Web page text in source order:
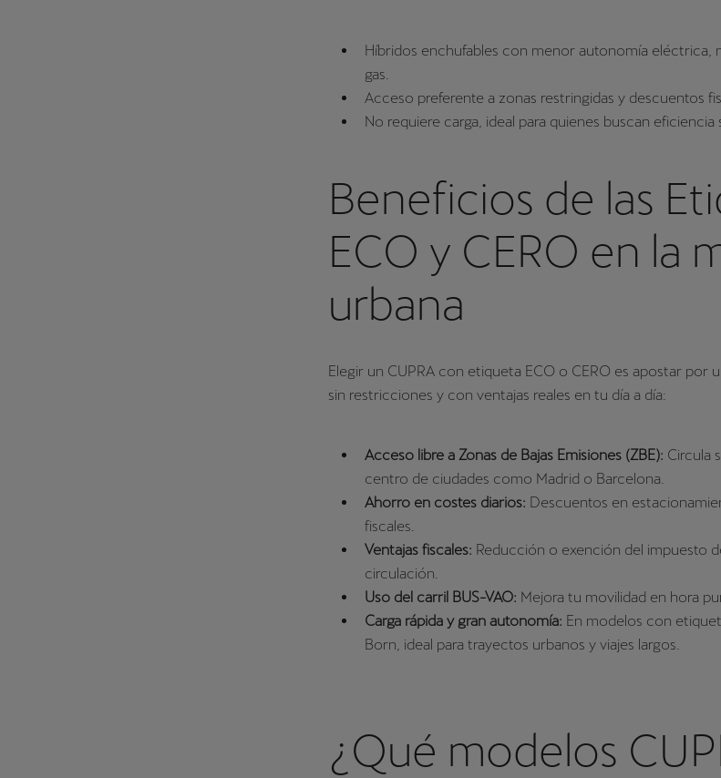
Híbridos enchufables con menor autonomía eléctrica,
gas.
Acceso preferente a zonas restringidas y descuentos
No requiere carga, ideal para quienes buscan
Beneficios de las
ECO y CERO en la
urbana
Elegir un CUPRA con etiqueta ECO o CERO es apostar por
sin restricciones y con ventajas reales en tu día a día:
Acceso libre a Zonas de Bajas Emisiones (ZBE): Circula
centro de ciudades como Madrid o Barcelona.
Ahorro en costes diarios: Descuentos en
fiscales.
Ventajas fiscales: Reducción o exención del impuesto
circulación.
Uso del carril BUS-VAO: Mejora tu movilidad en hora
Carga rápida y gran autonomía: En modelos con
Born, ideal para trayectos urbanos y viajes largos.
¿Qué modelos